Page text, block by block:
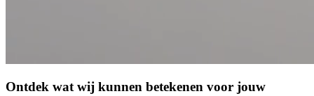
Ontdek wat wij kunnen betekenen voor jouw